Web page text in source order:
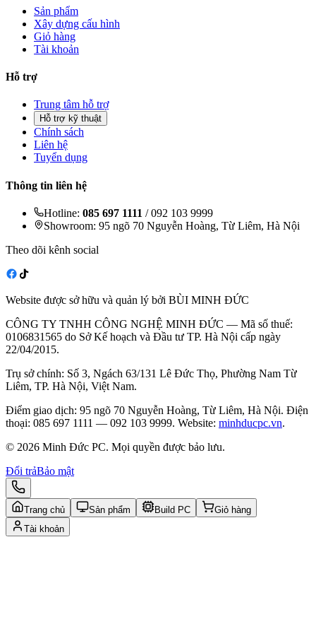
Sản phẩm
Xây dựng cấu hình
Giỏ hàng
Tài khoản
Hỗ trợ
Trung tâm hỗ trợ
Hỗ trợ kỹ thuật
Chính sách
Liên hệ
Tuyển dụng
Thông tin liên hệ
Hotline: 085 697 1111 / 092 103 9999
Showroom: 95 ngõ 70 Nguyễn Hoàng, Từ Liêm, Hà Nội
Theo dõi kênh social
Website được sở hữu và quản lý bởi BÙI MINH ĐỨC
CÔNG TY TNHH CÔNG NGHỆ MINH ĐỨC — Mã số thuế:
0106831565 do Sở Kế hoạch và Đầu tư TP. Hà Nội cấp ngày
22/04/2015.
Trụ sở chính: Số 3, Ngách 63/131 Lê Đức Thọ, Phường Nam Từ
Liêm, TP. Hà Nội, Việt Nam.
Điểm giao dịch: 95 ngõ 70 Nguyễn Hoàng, Từ Liêm, Hà Nội. Điện
thoại: 085 697 1111 — 092 103 9999. Website: minhducpc.vn.
© 2026 Minh Đức PC. Mọi quyền được bảo lưu.
Đổi trảBảo mật
Trang chủ Sản phẩm Build PC
Giỏ hàng
Tài khoản